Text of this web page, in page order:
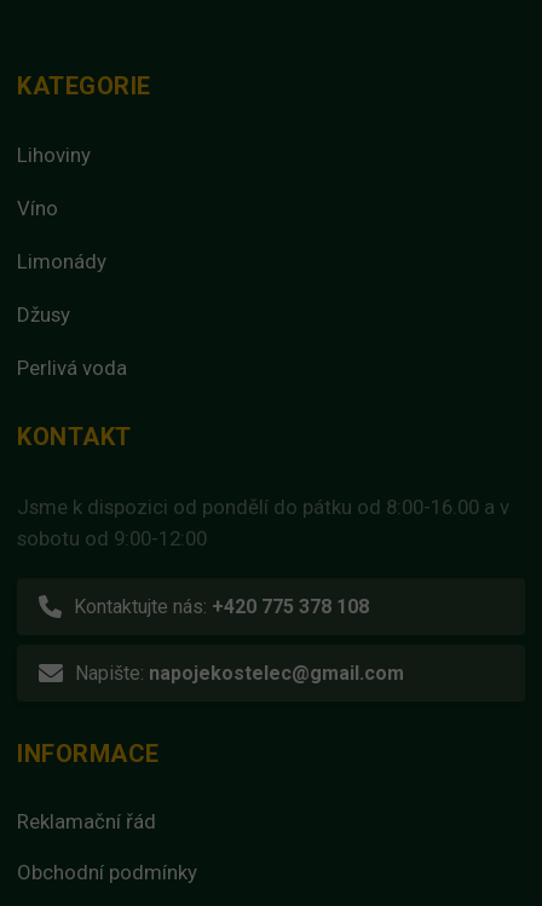
KATEGORIE
Lihoviny
Víno
Limonády
Džusy
Perlivá voda
KONTAKT
Jsme k dispozici od pondělí do pátku od 8:00-16.00 a v
sobotu od 9:00-12:00
Kontaktujte nás: +420 775 378 108
Napište: napojekostelec@gmail.com
INFORMACE
Reklamační řád
Obchodní podmínky